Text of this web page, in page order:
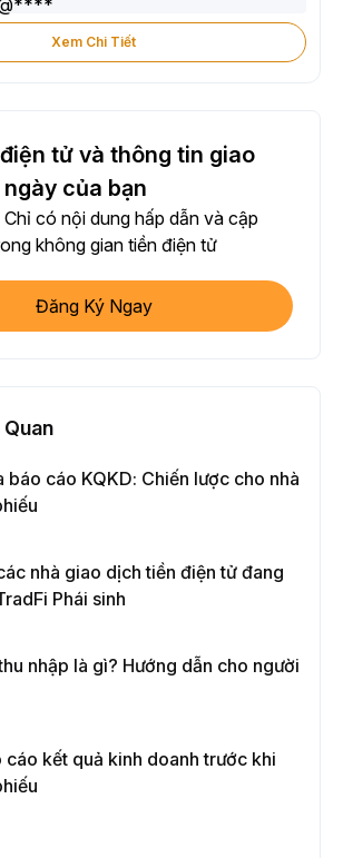
Xem Chi Tiết
tử và thông tin giao
của bạn
có nội dung hấp dẫn và cập
không gian tiền điện tử
Đăng Ký Ngay
báo cáo KQKD: Chiến lược cho nhà
nhà giao dịch tiền điện tử đang
Phái sinh
nhập là gì? Hướng dẫn cho người
cáo kết quả kinh doanh trước khi